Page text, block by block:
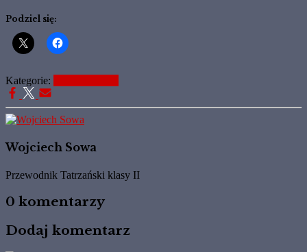
Podziel się:
Kategorie:
Wojciech Sowa
Przewodnik Tatrzański klasy II
0 komentarzy
Dodaj komentarz